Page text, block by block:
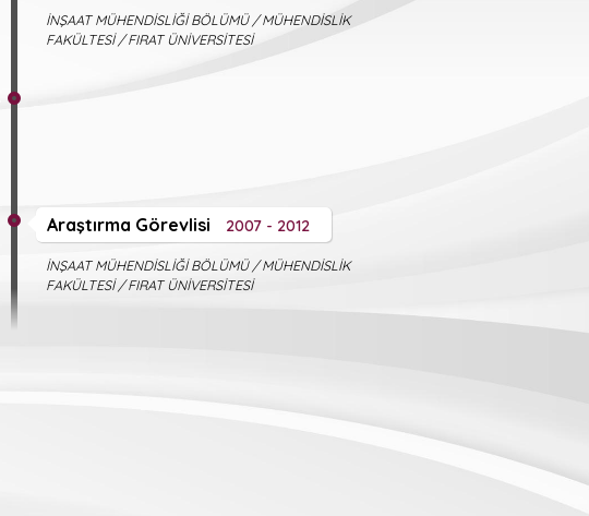
İNŞAAT MÜHENDİSLİĞİ BÖLÜMÜ / MÜHENDİSLİK
FAKÜLTESİ / FIRAT ÜNİVERSİTESİ
Araştırma Görevlisi 2007 - 2012
İNŞAAT MÜHENDİSLİĞİ BÖLÜMÜ / MÜHENDİSLİK
FAKÜLTESİ / FIRAT ÜNİVERSİTESİ